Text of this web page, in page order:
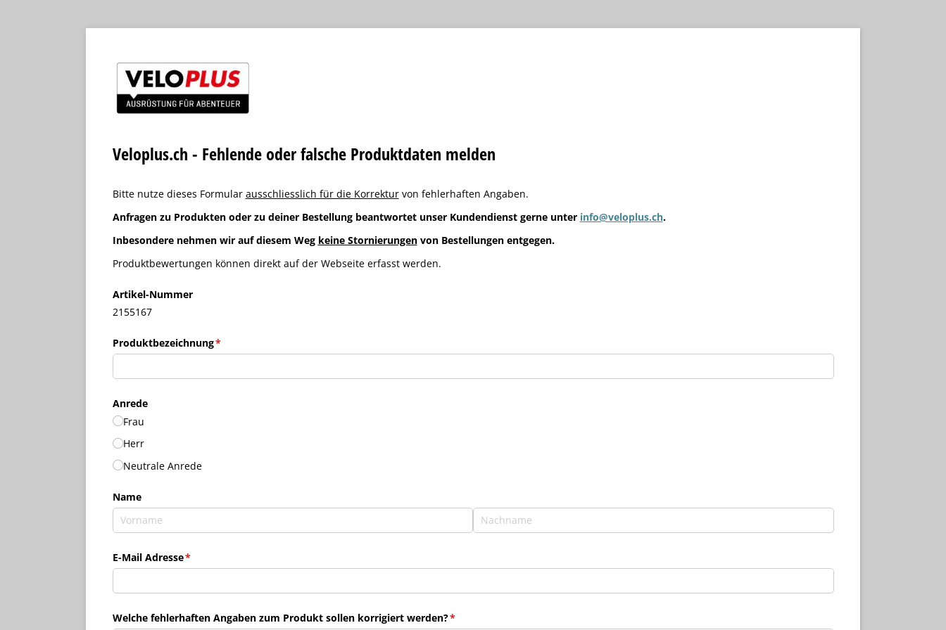
Veloplus.ch - Fehlende oder falsche Produktdaten melden
Bitte nutze dieses Formular ausschliesslich für die Korrekturvon fehlerhaften Angaben.
Anfragen zu Produkten oder zu deiner Bestellung beantwortet unser Kundendienst gerne unter info@veloplus.ch.
Inbesondere nehmen wir auf diesem Weg keine Stornierungenvon Bestellungen entgegen.
Produktbewertungen können direkt auf der Webseite erfasst werden.
Artikel-Nummer
2155167
Produktbezeichnung*
(erforderlich)
Anrede
Frau
Herr
Neutrale Anrede
Name
E-Mail Adresse*
(erforderlich)
Welche fehlerhaften Angaben zum Produkt sollen korrigiert werden?*
(erforderlich)